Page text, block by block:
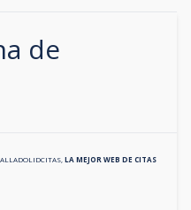
de
LA MEJOR WEB DE CITAS